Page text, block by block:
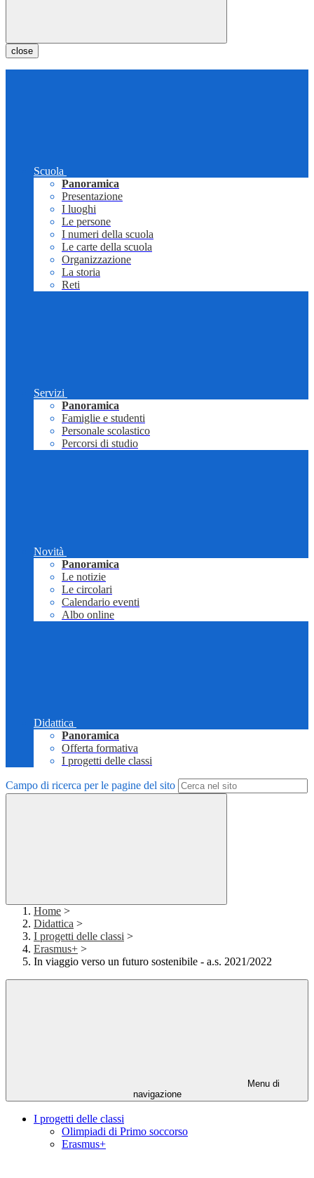
close
Scuola
Panoramica
Presentazione
I luoghi
Le persone
I numeri della scuola
Le carte della scuola
Organizzazione
La storia
Reti
Servizi
Panoramica
Famiglie e studenti
Personale scolastico
Percorsi di studio
Novità
Panoramica
Le notizie
Le circolari
Calendario eventi
Albo online
Didattica
Panoramica
Offerta formativa
I progetti delle classi
Campo di ricerca per le pagine del sito
Home >
Didattica >
I progetti delle classi >
Erasmus+ >
In viaggio verso un futuro sostenibile - a.s. 2021/2022
Menu di
navigazione
I progetti delle classi
Olimpiadi di Primo soccorso
Erasmus+